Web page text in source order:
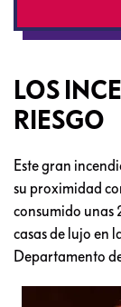
LOS
RIESGO
Este gran
su proximidad
consumido unas
casas de lujo en
Departamento